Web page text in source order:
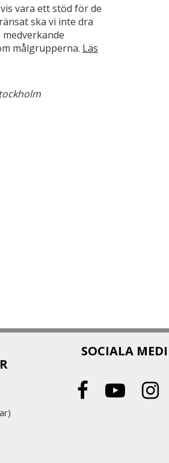
vara ett stöd för de
ska vi inte dra
målgrupperna. Läs
SOCIALA